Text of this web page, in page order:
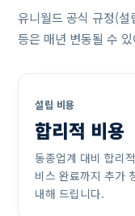
유니월드 공식 규정(
등은 매년 변동될 수
설립 비용
합리적 비용
동종업계 대비 합리
비스 완료까지 추가
내해 드립니다.